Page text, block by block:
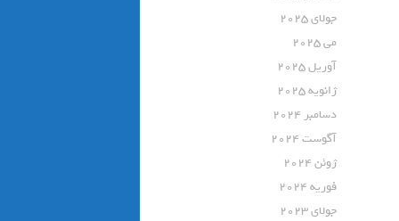
جولای 2025
می 2025
آوریل 2025
ژانویه 2025
دسامبر 2024
آگوست 2024
ژوئن 2024
فوریه 2024
جولای 2023